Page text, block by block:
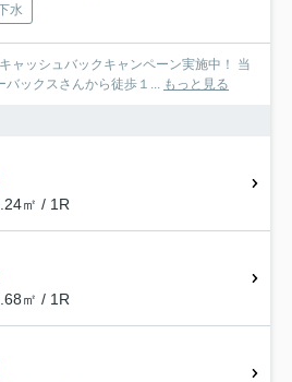
水
ャッシュバックキャンペーン実施中！ 当
バックスさんから徒歩１... もっと見る
㎡ / 1R
㎡ / 1R